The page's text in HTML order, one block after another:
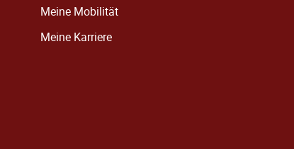
Meine Mobilität
Meine Karriere